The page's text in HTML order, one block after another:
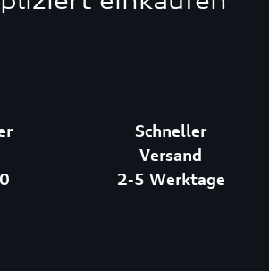
Schneller
Versand
2-5 Werktage